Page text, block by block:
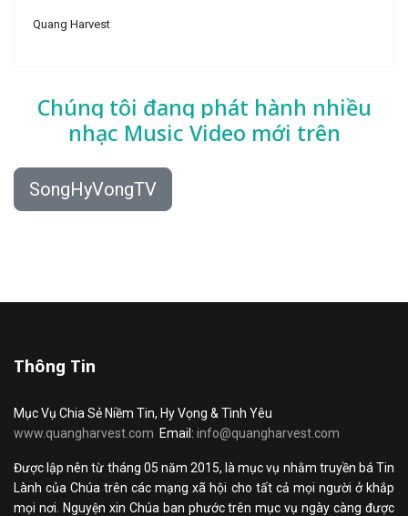
Quang Harvest
Chúng tôi đang phát hành nhiều
nhạc Music Video mới trên
SongHyVongTV
Thông Tin
Mục Vụ Chia Sẻ Niềm Tin, Hy Vọng & Tình Yêu
www.quangharvest.com Email: info@quangharvest.com
Được lập nên từ tháng 05 năm 2015, là mục vụ nhằm truyền bá Tin
Lành của Chúa trên các mạng xã hội cho tất cả mọi người ở khắp
mọi nơi. Nguyện xin Chúa ban phước trên mục vụ ngày càng được